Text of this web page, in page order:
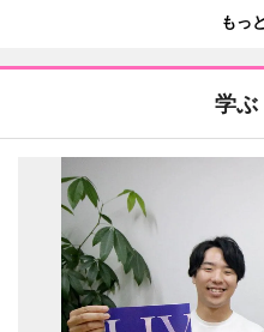
もっ
学ぶ